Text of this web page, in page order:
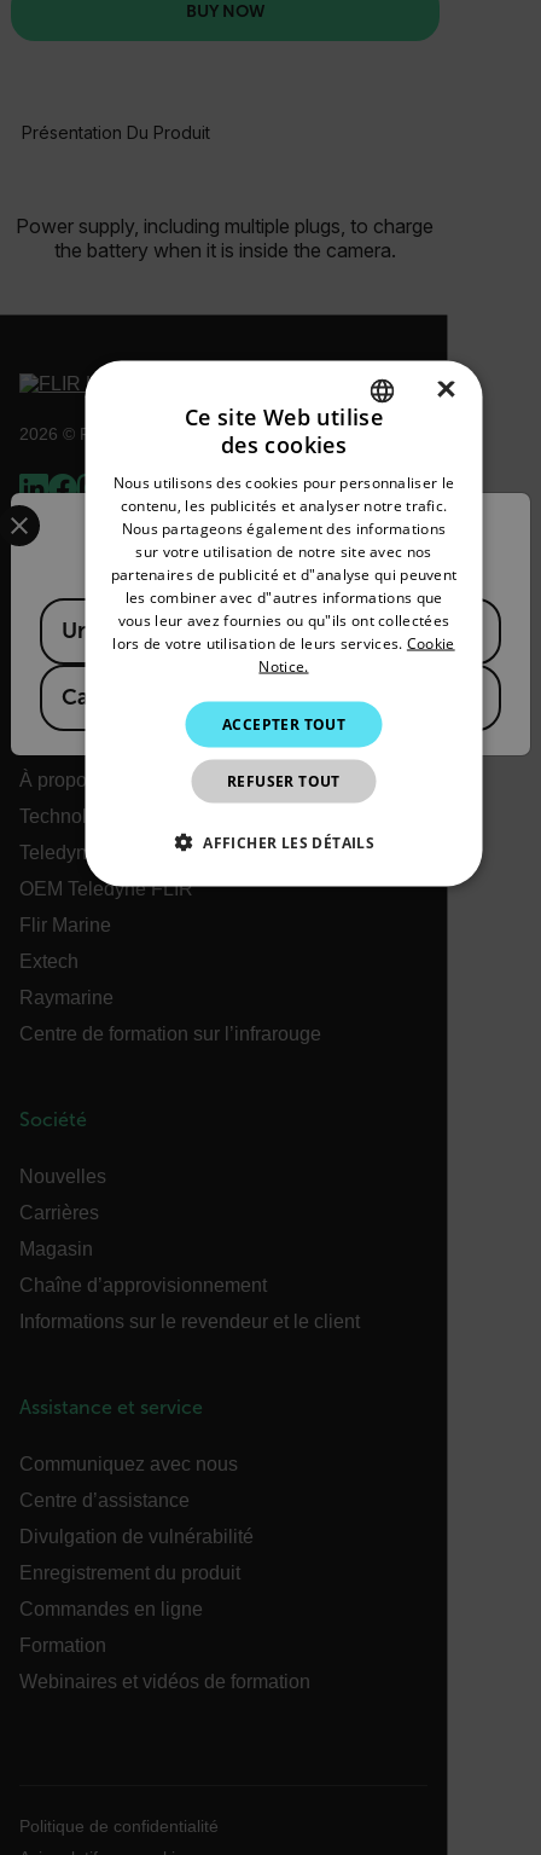
BUY NOW
Présentation Du Produit
Power supply, including multiple plugs, to charge
the battery when it is inside the camera.
2026 © Flir Tous droits réservés.
Flir
À propos de Flir
Technologies Teledyne
Teledyne FLIR Defense
OEM Teledyne FLIR
Flir Marine
Extech
Raymarine
Centre de formation sur l’infrarouge
Société
Nouvelles
Carrières
Magasin
Chaîne d’approvisionnement
Informations sur le revendeur et le client
Assistance et service
Communiquez avec nous
Centre d’assistance
Divulgation de vulnérabilité
Enregistrement du produit
Commandes en ligne
Formation
Webinaires et vidéos de formation
Politique de confidentialité
Confirm Location
Select your preferred country and language from the
Available Locations
United States
Canada EN)
GERMAN
FRENCH
SPANISH
PORTUGUESE
KOREAN
JAPANESE
CHINESE
×
Ce site Web utilise
des cookies
Nous utilisons des cookies pour personnaliser le
contenu, les publicités et analyser notre trafic.
Nous partageons également des informations
sur votre utilisation de notre site avec nos
partenaires de publicité et d"analyse qui peuvent
les combiner avec d"autres informations que
vous leur avez fournies ou qu"ils ont collectées
lors de votre utilisation de leurs services. Cookie
Notice.
ACCEPTER TOUT
REFUSER TOUT
AFFICHER LES DÉTAILS
STRICTEMENT NÉCESSAIRES
correctement sans les cookies strictement
nécessaires.
cashrun_session_id
cashrun_site_id
CS_FPC
sf_territory